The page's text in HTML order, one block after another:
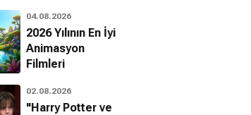
04.08.2026
2026 Yılının En İyi
Animasyon
Filmleri
02.08.2026
"Harry Potter ve